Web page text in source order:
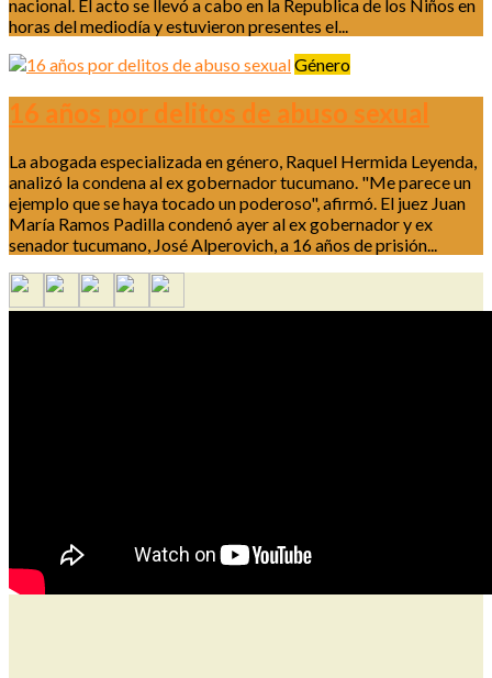
nacional. El acto se llevó a cabo en la Republica de los Niños en
horas del mediodía y estuvieron presentes el...
Género
16 años por delitos de abuso sexual
La abogada especializada en género, Raquel Hermida Leyenda,
analizó la condena al ex gobernador tucumano. "Me parece un
ejemplo que se haya tocado un poderoso", afirmó. El juez Juan
María Ramos Padilla condenó ayer al ex gobernador y ex
senador tucumano, José Alperovich, a 16 años de prisión...